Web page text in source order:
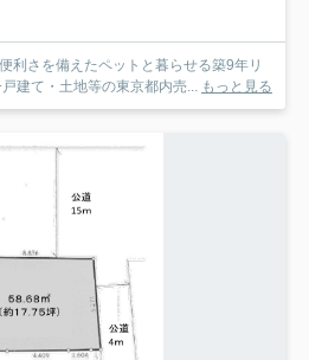
利さを備えたペットと暮らせる築9年リ
・一戸建て・土地等の東京都内売... もっと見る